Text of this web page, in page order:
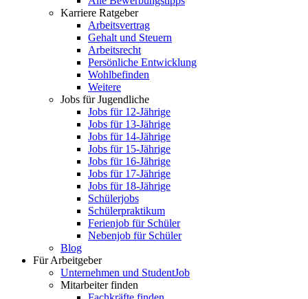
Karriere Ratgeber
Arbeitsvertrag
Gehalt und Steuern
Arbeitsrecht
Persönliche Entwicklung
Wohlbefinden
Weitere
Jobs für Jugendliche
Jobs für 12-Jährige
Jobs für 13-Jährige
Jobs für 14-Jährige
Jobs für 15-Jährige
Jobs für 16-Jährige
Jobs für 17-Jährige
Jobs für 18-Jährige
Schülerjobs
Schülerpraktikum
Ferienjob für Schüler
Nebenjob für Schüler
Blog
Für Arbeitgeber
Unternehmen und StudentJob
Mitarbeiter finden